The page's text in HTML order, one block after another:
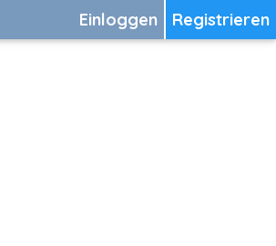
Registrieren
Einloggen